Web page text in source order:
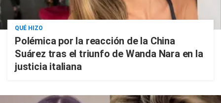
QUÉ HIZO
Polémica por la reacción de la China
Suárez tras el triunfo de Wanda Nara en la
justicia italiana